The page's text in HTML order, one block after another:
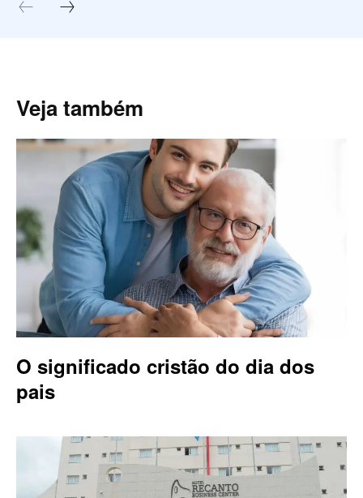
Veja também
O significado cristão do dia dos
pais